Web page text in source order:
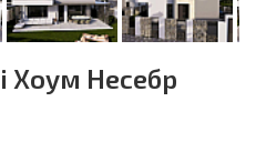
Хоум Несебр